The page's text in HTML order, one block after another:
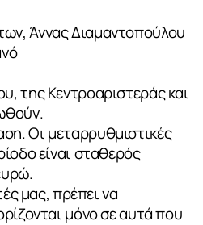
Άννας Διαμαντοπούλου
της Κεντροαριστεράς και
Οι μεταρρυθμιστικές
είναι σταθερός
μας, πρέπει να
μόνο σε αυτά που